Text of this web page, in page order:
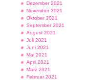
Dezember 2021
November 2021
Oktober 2021
September 2021
August 2021
Juli 2021
Juni 2021
Mai 2021
April 2021
März 2021
Februar 2021